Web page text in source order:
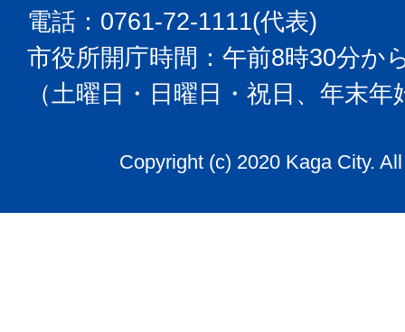
電話：0761-72-1111(代表)
市役所開庁時間：午前8時30分か
（土曜日・日曜日・祝日、年末
Copyright (c) 2020 Kaga City.